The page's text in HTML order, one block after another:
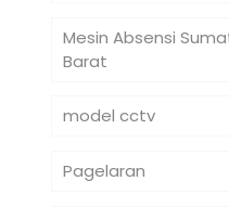
Mesin Absensi
Barat
model cctv
Pagelaran